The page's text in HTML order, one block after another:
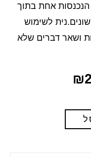
אחת בתוך
לשימוש
ושאר דברים שלא
₪